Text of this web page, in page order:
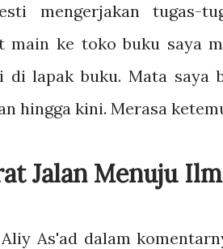
mengerjakan tugas-
main ke toko buku saya
lapak buku. Mata saya
hingga kini. Merasa
Jalan Menuju
As'ad dalam